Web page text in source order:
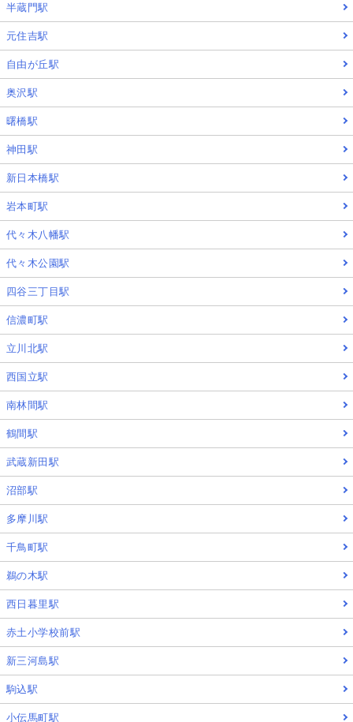
半蔵門駅
元住吉駅
自由が丘駅
奥沢駅
曙橋駅
神田駅
新日本橋駅
岩本町駅
代々木八幡駅
代々木公園駅
四谷三丁目駅
信濃町駅
立川北駅
西国立駅
南林間駅
鶴間駅
武蔵新田駅
沼部駅
多摩川駅
千鳥町駅
鵜の木駅
西日暮里駅
赤土小学校前駅
新三河島駅
駒込駅
小伝馬町駅